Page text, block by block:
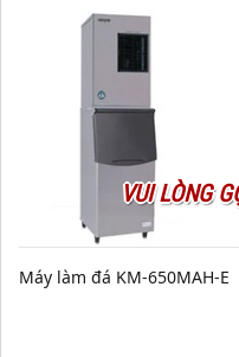
VUI LÒNG
Máy làm đá KM-650MAH-E